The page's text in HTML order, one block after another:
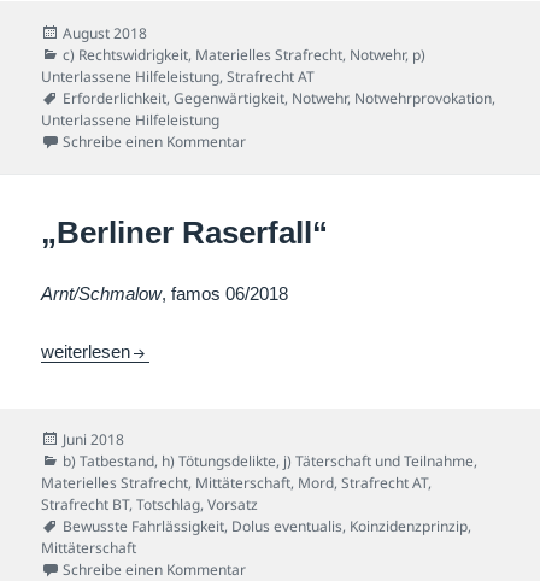
Veröffentlicht
am
August 2018
Kategorien
c) Rechtswidrigkeit, Materielles Strafrecht, Notwehr, p)
Unterlassene Hilfeleistung,Strafrecht AT
Schlagwörter
Erforderlichkeit,Gegenwärtigkeit, Notwehr, Notwehrprovokation,
Unterlassene Hilfeleistung
Schreibe einen Kommentarzu Jäger-Fall
„Berliner Raserfall“
Arnt/Schmalow, famos 06/2018
„Berliner Raserfall“
weiterlesen
Veröffentlicht
am
Juni 2018
Kategorien
b) Tatbestand, h) Tötungsdelikte, j) Täterschaft und Teilnahme,
Materielles Strafrecht, Mittäterschaft, Mord,Strafrecht AT,
Strafrecht BT,Totschlag,Vorsatz
Schlagwörter
Bewusste Fahrlässigkeit, Dolus eventualis, Koinzidenzprinzip,
Mittäterschaft
Schreibe einen Kommentarzu „Berliner Raserfall“